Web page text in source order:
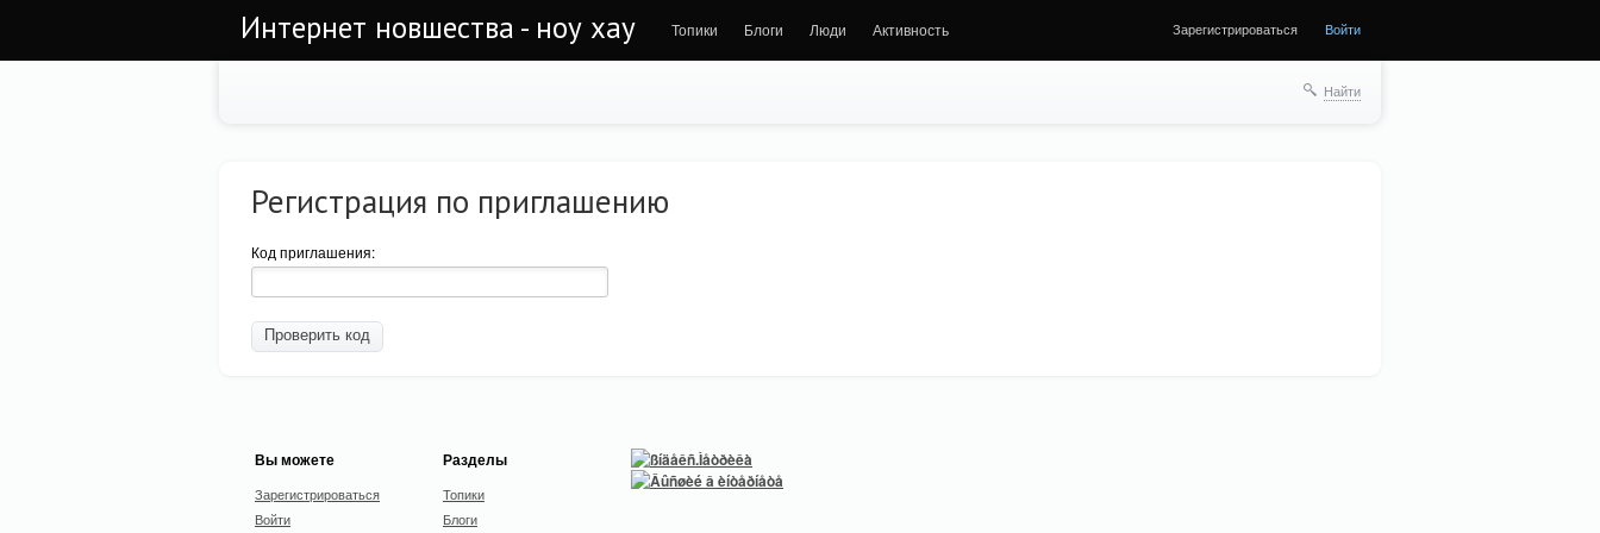
Интернет новшества - ноу хау Топики Блоги Люди Активность Зарегистрироваться Войти
Найти
Регистрация по приглашению
Код приглашения:
Вы можете
Зарегистрироваться
Войти
Разделы
Топики
Блоги